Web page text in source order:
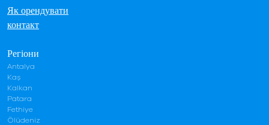
Регіони
Antalya
Kaş
Kalkan
Patara
Fethiye
Ölüdeniz
Як орендувати
контакт